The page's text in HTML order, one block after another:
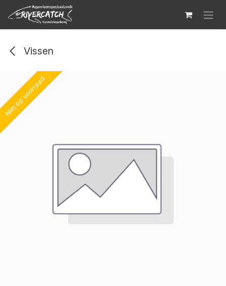
Overslaan naar inhoud
Vissen
Niet op voorraad